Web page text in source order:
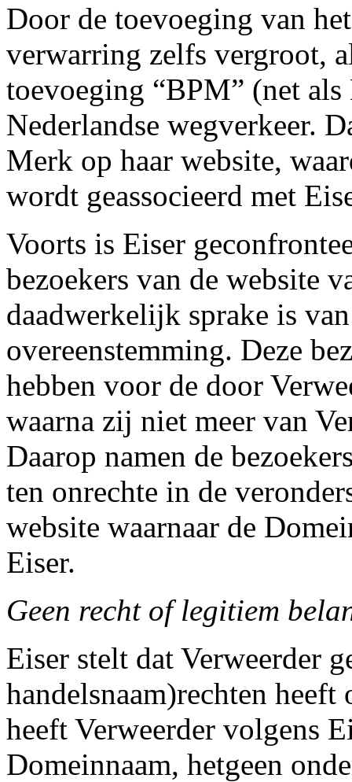
Door de toevoeging van
verwarring zelfs vergroot,
toevoeging “BPM” (net
Nederlandse wegverkeer.
Merk op haar website,
wordt geassocieerd met
Voorts is Eiser
bezoekers van de website
daadwerkelijk sprake is
overeenstemming. Deze
hebben voor de door
waarna zij niet meer van
Daarop namen de
ten onrechte in de
website waarnaar de
Eiser.
Geen recht of legitiem
Eiser stelt dat Verweerder
handelsnaam)rechten
heeft Verweerder volgens
Domeinnaam, hetgeen